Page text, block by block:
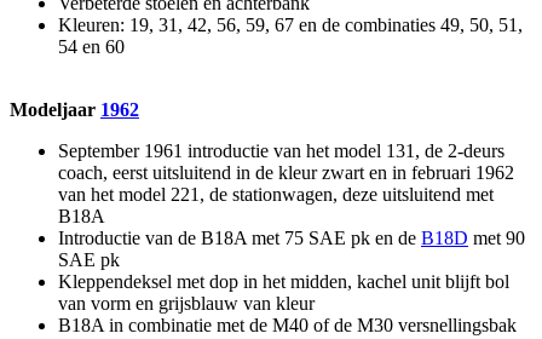
Kleuren: 19, 31, 42, 56, 59, 67 en de combinaties 49, 50, 51,
54 en 60
Modeljaar 1962
September 1961 introductie van het model 131, de 2-deurs
coach, eerst uitsluitend in de kleur zwart en in februari 1962
van het model 221, de stationwagen, deze uitsluitend met
B18A
Introductie van de B18A met 75 SAE pk en de B18D met 90
SAE pk
Kleppendeksel met dop in het midden, kachel unit blijft bol
van vorm en grijsblauw van kleur
B18A in combinatie met de M40 of de M30 versnellingsbak